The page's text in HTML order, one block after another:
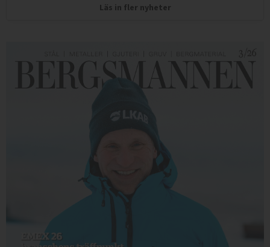
Läs in fler nyheter